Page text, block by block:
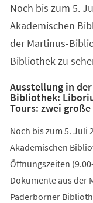
neuen
Tab)
Noch bis zum 5.
Akademischen
der Martinus-
Bibliothek zu
Ausstellung in
Bibliothek:
Tours: zwei
Noch bis zum 5. Juli
Akademischen
Öffnungszeiten
Dokumente aus der
Paderborner